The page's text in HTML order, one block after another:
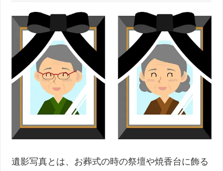
遺影写真とは、お葬式の時の祭壇や焼香台に飾る